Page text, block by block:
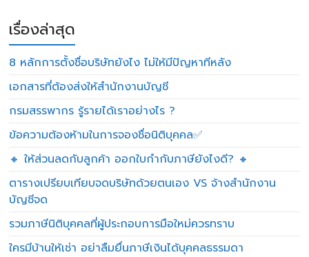
เรื่องล่าสุด
8 หลักการตั้งชื่อบริษัทยังไง ไม่ให้มีปัญหาทีหลัง
เอกสารที่ต้องส่งให้สำนักงานบัญชี
กรมสรรพากร รู้รายได้เราอย่างไร ?
ข้อความต้องห้ามในการจองชื่อนิติบุคคล✅
🔸 ให้ส่วนลดกับลูกค้า ออกใบกำกับภาษียังไงดี? 🔸
ตารางเปรียบเทียบจดบริษัทด้วยตนเอง VS จ้างสำนักงาน
บัญชีจด
รวมภาษีนิติบุคคลที่ผู้ประกอบการมือใหม่ควรทราบ
ใครมีบ้านให้เช่า อย่าลืมยื่นภาษีเงินได้บุคคลธรรมดา